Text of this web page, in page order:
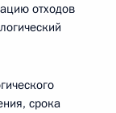
отходов
срока